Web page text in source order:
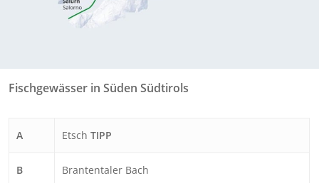
Fischgewässer in Süden Südtirols
A EtschTIPP
B Brantentaler Bach